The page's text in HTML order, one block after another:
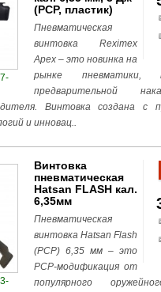
(РСР, пластик)
Пневматическая
винтовка Reximex
Apex – это новинка на
рынке пневматики,
предварительной
Винтовка создана с
и инновац..
Винтовка
пневматическая
Hatsan FLASH кал.
6,35мм
Пневматическая
винтовка Hatsan Flash
(PCP) 6,35 мм – это
РСР-модификация от
популярного